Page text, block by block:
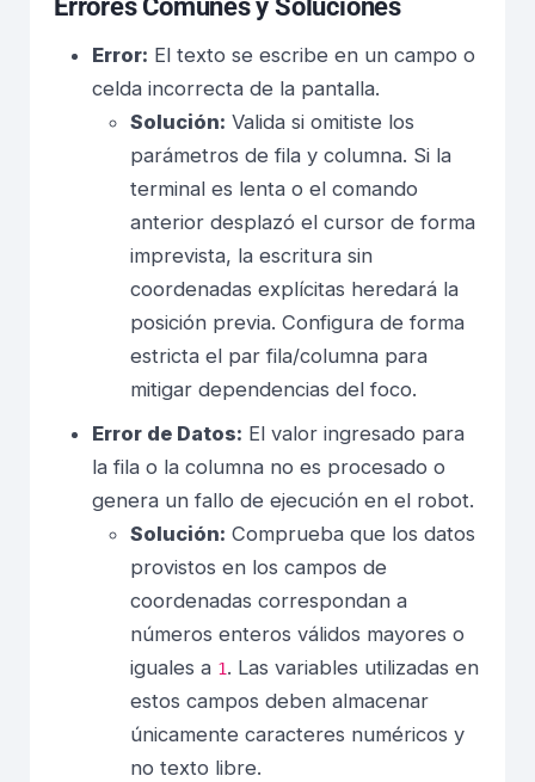
Errores Comunes y Soluciones
Error: El texto se escribe en un campo o
celda incorrecta de la pantalla.
Solución: Valida si omitiste los
parámetros de fila y columna. Si la
terminal es lenta o el comando
anterior desplazó el cursor de forma
imprevista, la escritura sin
coordenadas explícitas heredará la
posición previa. Configura de forma
estricta el par fila/columna para
mitigar dependencias del foco.
Error de Datos: El valor ingresado para
la fila o la columna no es procesado o
genera un fallo de ejecución en el robot.
Solución: Comprueba que los datos
provistos en los campos de
coordenadas correspondan a
números enteros válidos mayores o
iguales a 1. Las variables utilizadas en
estos campos deben almacenar
únicamente caracteres numéricos y
no texto libre.